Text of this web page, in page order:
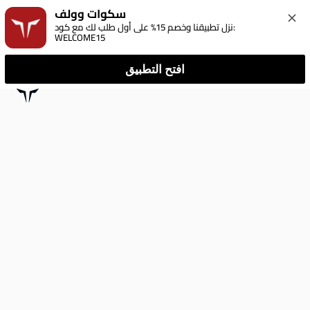
سكوات وولف
نزل تطبيقنا وخصم 15% على أول طلب لك مع كود:
WELCOME15
افتح التطبيق